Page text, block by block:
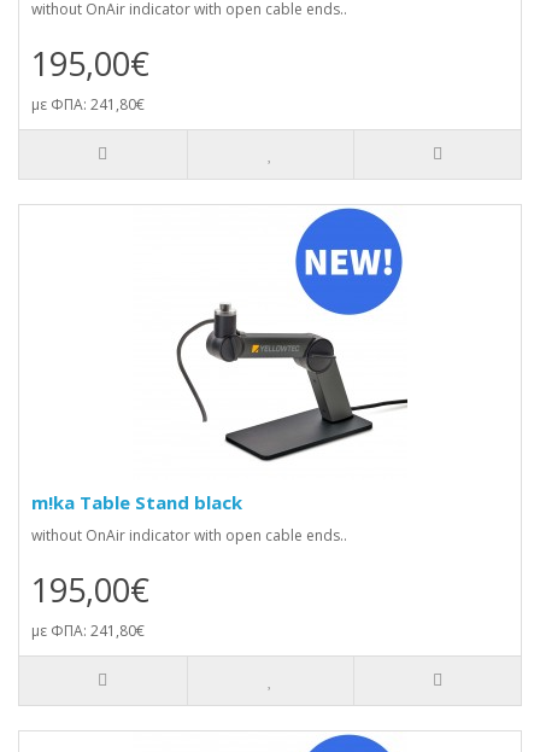
without OnAir indicator with open cable ends..
195,00€
με ΦΠΑ: 241,80€
m!ka Table Stand black
without OnAir indicator with open cable ends..
195,00€
με ΦΠΑ: 241,80€